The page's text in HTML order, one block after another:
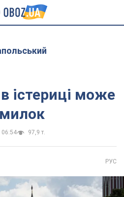
істериці може
06:54 97,9 т.
РУС